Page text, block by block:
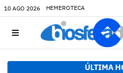
10 AGO 2026 HEMEROTECA
ÚLTIMA